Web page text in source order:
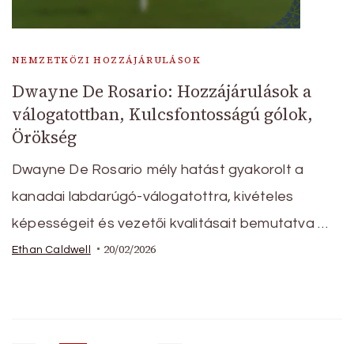
NEMZETKÖZI HOZZÁJÁRULÁSOK
Dwayne De Rosario: Hozzájárulások a
válogatottban, Kulcsfontosságú gólok,
Örökség
Dwayne De Rosario mély hatást gyakorolt a
kanadai labdarúgó-válogatottra, kivételes
képességeit és vezetői kvalitásait bemutatva …
Ethan Caldwell 20/02/2026